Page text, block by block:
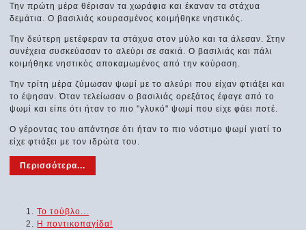
Την πρώτη μέρα θέρισαν τα χωράφια και έκαναν τα στάχυα
δεμάτια. Ο βασιλιάς κουρασμένος κοιμήθηκε νηστικός.
Την δεύτερη μετέφεραν τα στάχυα στον μύλο και τα άλεσαν. Στην
συνέχεια συσκεύασαν το αλεύρι σε σακιά. Ο βασιλιάς και πάλι
κοιμήθηκε νηστικός αποκαμωμένος από την κούραση.
Την τρίτη μέρα ζύμωσαν ψωμί με το αλεύρι που είχαν φτιάξει και
το έψησαν. Όταν τελείωσαν ο βασιλιάς ορεξάτος έφαγε από το
ψωμί και είπε ότι ήταν το πιο "γλυκό" ψωμί που είχε φάει ποτέ.
Ο γέροντας του απάντησε ότι ήταν το πιο νόστιμο ψωμί γιατί το
είχε φτιάξει με τον ιδρώτα του.
Περισσότερα...
Το τούβλο...
Η ποντικοπαγίδα!